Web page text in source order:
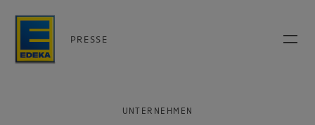
PRESSE
UNTERNEHMEN